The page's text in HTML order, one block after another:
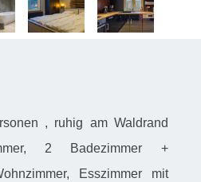
, ruhig am Waldrand
2 Badezimmer +
Esszimmer mit